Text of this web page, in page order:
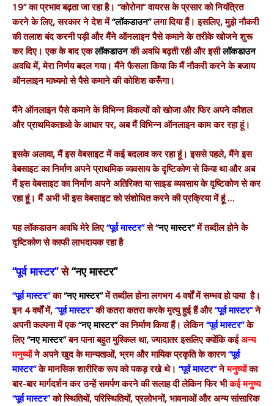
19” का प्रभाव बढ़ता जा रहा है। “कोरोना” वायरस के प्रसार को नियंत्रित
करने के लिए, सरकार ने देश में“लॉकडाउन”लगा दिया हैं। इसलिए, मुझे नौकरी
की तलाश बंद करनी पड़ी और मैंने ऑनलाइन पैसे कमाने के तरीके खोजने शुरू
कर दिए। एक के बाद एकलॉकडाउनकी अवधि बढ़ती रही और इसीलॉकडाउन
अवधि में, मेरा निर्णय बदल गया। मैंने फैसला किया कि मैं नौकरी करने के बजाय
ऑनलाइन माध्यमो से पैसे कमाने की कोशिश करूँगा।
मैंने ऑनलाइन पैसे कमाने के विभिन्न विकल्पों को खोजा और फिर अपने कौशल
और प्राथमिकताओ के आधार पर, अब मैं विभिन्न ऑनलाइन काम कर रहा हूं।
इसके अलावा, मैं इस वेबसाइट में कई बदलाव कर रहा हूं। इससे पहले, मैंने इस
वेबसाइट का निर्माण अपने प्राथमिक व्यवसाय के दृष्टिकोण से किया था और अब
मैं इस वेबसाइट का निर्माण अपने अतिरिक्त या साइड व्यवसाय के दृष्टिकोण से कर
रहा हूं। मैं अभी भी इस वेबसाइट को संशोधित करने की प्रक्रिया में हूं …
यह लॉकडाउन अवधि मेरे लिए“पूर्व मास्टर”से“नए मास्टर”में तब्दील होने के
दृष्टिकोण से काफी लाभदायक रहा है
“पूर्व मास्टर”से“नए मास्टर”
“पूर्व मास्टर”का“नए मास्टर”में तब्दील होना लगभग 4 वर्षों में सम्भव हो पाया है।
इन 4 वर्षों में, “पूर्व मास्टर”की कतरा कतरा करके मृत्यु हुई हैं और“पूर्व मास्टर”ने
अपनी कल्पना में एक“नए मास्टर”का निर्माण किया हैं। लेकिन“पूर्व मास्टर”के
लिए“नए मास्टर”बन पाना बहुत मुश्किल था, ज्यादातर इसलिए क्योंकि कईअन्य
मनुष्योंने अपने खुद के मान्यताओं, भ्रम और मायिक प्रकृति के कारण“पूर्व
मास्टर”के मानसिक शारीरिक रूप को पकड़ रखे थे। “पूर्व मास्टर”नेमनुष्योंका
बार-बार मार्गदर्शन कर उन्हें समर्पण करने की सलाह दी लेकिन फिर भीकई मनुष्य
“पूर्व मास्टर”को स्थितियों, परिस्थितियों, प्रलोभनों, भावनाओं और अन्य सांसारिक